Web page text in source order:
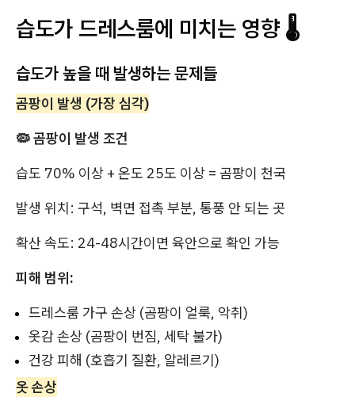
습도가 드레스룸에 미치는 영향 🌡️
습도가 높을 때 발생하는 문제들
곰팡이 발생 (가장 심각)
🦠 곰팡이 발생 조건
습도 70% 이상 + 온도 25도 이상 = 곰팡이 천국
발생 위치: 구석, 벽면 접촉 부분, 통풍 안 되는 곳
확산 속도: 24-48시간이면 육안으로 확인 가능
피해 범위:
드레스룸 가구 손상 (곰팡이 얼룩, 악취)
옷감 손상 (곰팡이 번짐, 세탁 불가)
건강 피해 (호흡기 질환, 알레르기)
옷 손상